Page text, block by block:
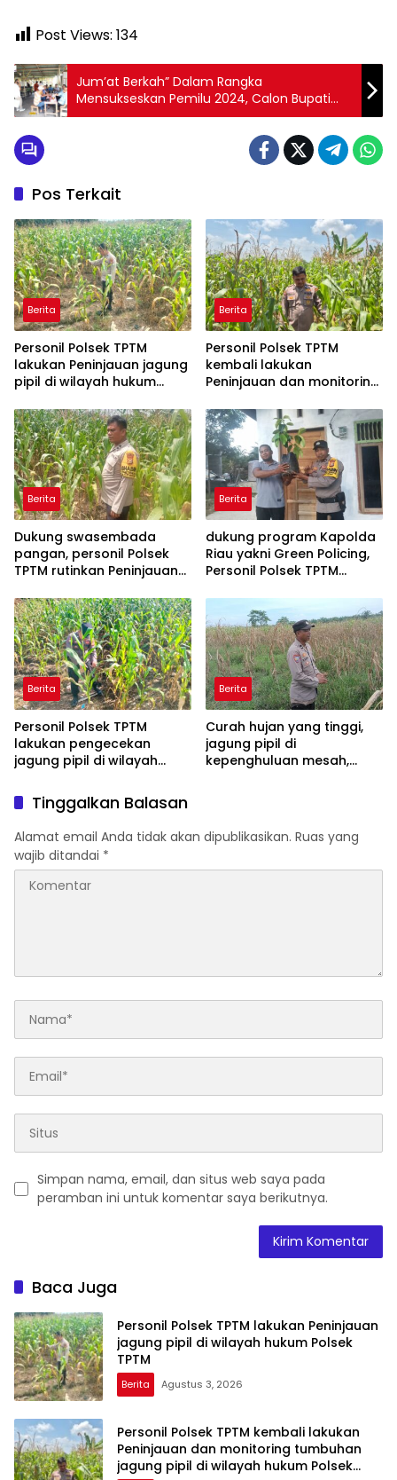
Post Views: 134
Jum’at Berkah” Dalam Rangka
Mensukseskan Pemilu 2024, Calon Bupati
dan Wakil Bupati Kampar Yuyun Hidayat &
Edwin Pratama Putra Melaksanakan Coffee
Morning Dengan Tim Relawan Pemenangan
Pos Terkait
Berita
Personil Polsek TPTM
lakukan Peninjauan jagung
pipil di wilayah hukum
Berita
Personil Polsek TPTM
kembali lakukan
Peninjauan dan monitoring
wilayah hukum Polsek
TPTM
Berita
Dukung swasembada
pangan, personil Polsek
TPTM rutinkan Peninjauan
pipil di wilayah hukum
Polsek TPTM
Berita
dukung program Kapolda
Riau yakni Green Policing,
Personil Polsek TPTM
matoa kepada
masyarakat
Berita
Personil Polsek TPTM
lakukan pengecekan
jagung pipil di wilayah
Berita
Curah hujan yang tinggi,
jagung pipil di
kepenghuluan mesah,
cepat turun langsung
meninjau kelapangan
Tinggalkan Balasan
Alamat email Anda tidak akan dipublikasikan. Ruas yang
wajib ditandai *
Simpan nama, email, dan situs web saya pada
peramban ini untuk komentar saya berikutnya.
Baca Juga
Personil Polsek TPTM lakukan Peninjauan
jagung pipil di wilayah hukum Polsek
TPTM
Berita Agustus 3, 2026
Personil Polsek TPTM kembali lakukan
Peninjauan dan monitoring tumbuhan
jagung pipil di wilayah hukum Polsek